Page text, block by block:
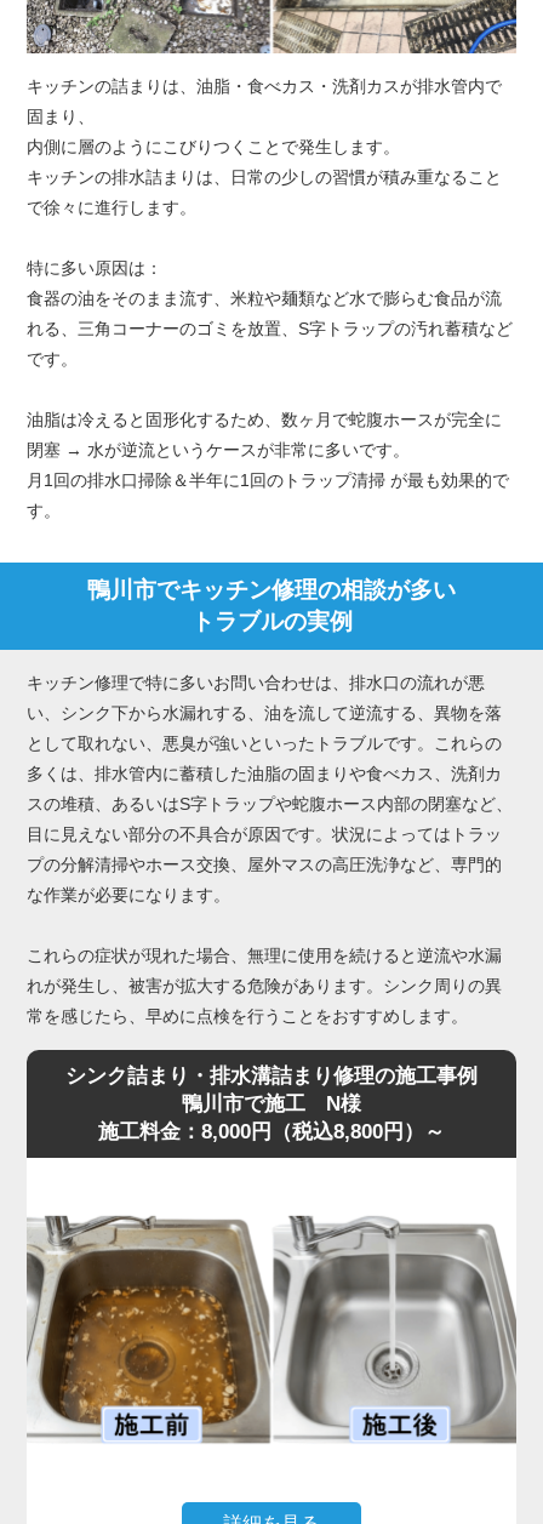
キッチンの詰まりは、油脂・食べカス・洗剤カスが排水管内で
固まり、
内側に層のようにこびりつくことで発生します。
キッチンの排水詰まりは、日常の少しの習慣が積み重なること
で徐々に進行します。
特に多い原因は：
食器の油をそのまま流す、米粒や麺類など水で膨らむ食品が流
れる、三角コーナーのゴミを放置、S字トラップの汚れ蓄積など
です。
油脂は冷えると固形化するため、数ヶ月で蛇腹ホースが完全に
閉塞 → 水が逆流というケースが非常に多いです。
月1回の排水口掃除＆半年に1回のトラップ清掃 が最も効果的で
す。
鴨川市でキッチン修理の相談が多い
トラブルの実例
キッチン修理で特に多いお問い合わせは、排水口の流れが悪
い、シンク下から水漏れする、油を流して逆流する、異物を落
として取れない、悪臭が強いといったトラブルです。これらの
多くは、排水管内に蓄積した油脂の固まりや食べカス、洗剤カ
スの堆積、あるいはS字トラップや蛇腹ホース内部の閉塞など、
目に見えない部分の不具合が原因です。状況によってはトラッ
プの分解清掃やホース交換、屋外マスの高圧洗浄など、専門的
な作業が必要になります。
これらの症状が現れた場合、無理に使用を続けると逆流や水漏
れが発生し、被害が拡大する危険があります。シンク周りの異
常を感じたら、早めに点検を行うことをおすすめします。
シンク詰まり・排水溝詰まり修理の施工事例
鴨川市で施工 N様
施工料金：8,000円（税込8,800円）～